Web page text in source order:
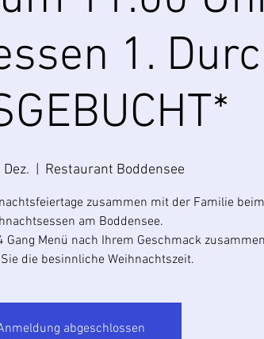
1.
Restaurant Boddensee
zusammen mit der Familie beim
am Boddensee.
Menü nach Ihrem Geschmack
die besinnliche Weihnachtszeit.
abgeschlossen